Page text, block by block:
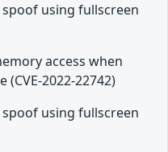
using fullscreen
access when
2022-22742)
using fullscreen